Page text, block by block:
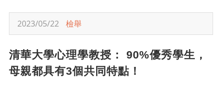
2023/05/22 檢舉
清華大學心理學教授： 90%優秀學生，
母親都具有3個共同特點！